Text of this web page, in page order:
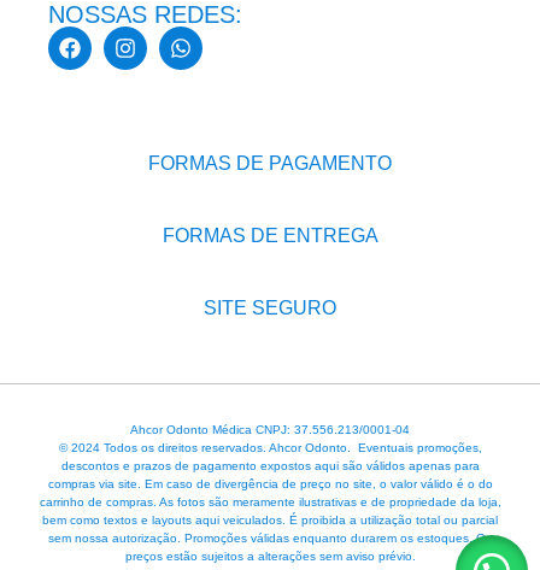
NOSSAS REDES:
FORMAS DE PAGAMENTO
FORMAS DE ENTREGA
SITE SEGURO
Ahcor Odonto Médica CNPJ: 37.556.213/0001-04
© 2024 Todos os direitos reservados. Ahcor Odonto. Eventuais promoções,
descontos e prazos de pagamento expostos aqui são válidos apenas para
compras via site. Em caso de divergência de preço no site, o valor válido é o do
carrinho de compras. As fotos são meramente ilustrativas e de propriedade da loja,
bem como textos e layouts aqui veiculados. É proibida a utilização total ou parcial
sem nossa autorização. Promoções válidas enquanto durarem os estoques. Os
preços estão sujeitos a alterações sem aviso prévio.